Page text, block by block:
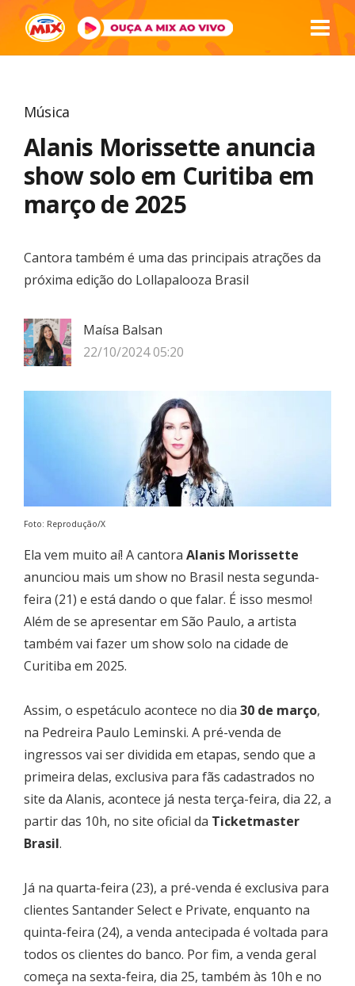
Música
Alanis Morissette anuncia
show solo em Curitiba em
março de 2025
Cantora também é uma das principais atrações da
próxima edição do Lollapalooza Brasil
Maísa Balsan
22/10/2024 05:20
Foto: Reprodução/X
Ela vem muito aí! A cantora Alanis Morissette
anunciou mais um show no Brasil nesta segunda-
feira (21) e está dando o que falar. É isso mesmo!
Além de se apresentar em São Paulo, a artista
também vai fazer um show solo na cidade de
Curitiba em 2025.
Assim, o espetáculo acontece no dia 30 de março,
na Pedreira Paulo Leminski. A pré-venda de
ingressos vai ser dividida em etapas, sendo que a
primeira delas, exclusiva para fãs cadastrados no
site da Alanis, acontece já nesta terça-feira, dia 22, a
partir das 10h, no site oficial da Ticketmaster
Brasil.
Já na quarta-feira (23), a pré-venda é exclusiva para
clientes Santander Select e Private, enquanto na
quinta-feira (24), a venda antecipada é voltada para
todos os clientes do banco. Por fim, a venda geral
começa na sexta-feira, dia 25, também às 10h e no